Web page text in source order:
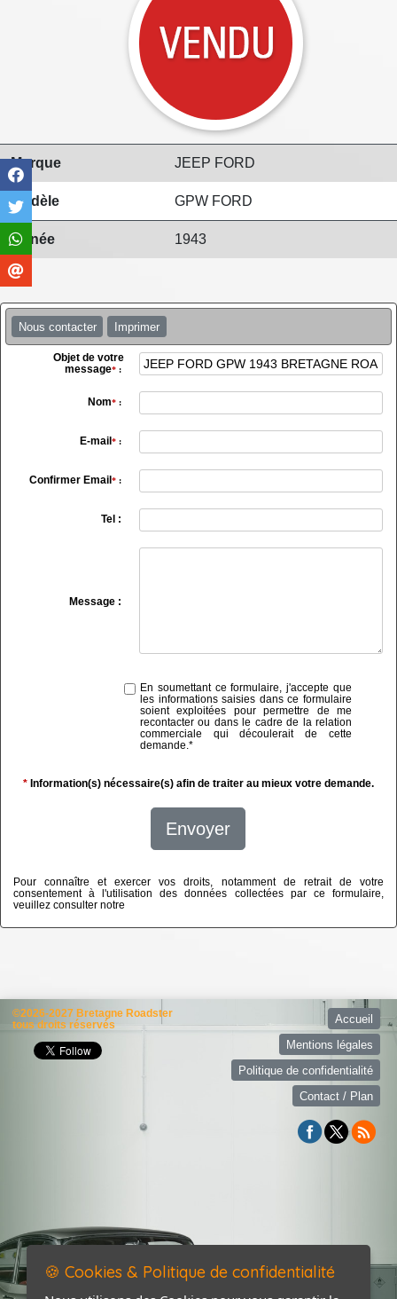
Marque JEEP FORD
Modèle GPW FORD
Année 1943
Nous contacter Imprimer
Objet de votre
message*:
Nom*:
E-mail *:
Confirmer Email *:
Tel :
Message :
En soumettant ce formulaire, j'accepte que
les informations saisies dans ce formulaire
soient exploitées pour permettre de me
recontacter ou dans le cadre de la relation
commerciale qui découlerait de cette
demande.*
* Information(s) nécessaire(s) afin de traiter au mieux votre demande.
Envoyer
Pour connaître et exercer vos droits, notamment de retrait de votre
consentement à l'utilisation des données collectées par ce formulaire,
veuillez consulter notre
©2026-2027 Bretagne Roadster
tous droits réservés
Accueil
Mentions légales
Politique de confidentialité
Contact / Plan
🍪 Cookies & Politique de confidentialité